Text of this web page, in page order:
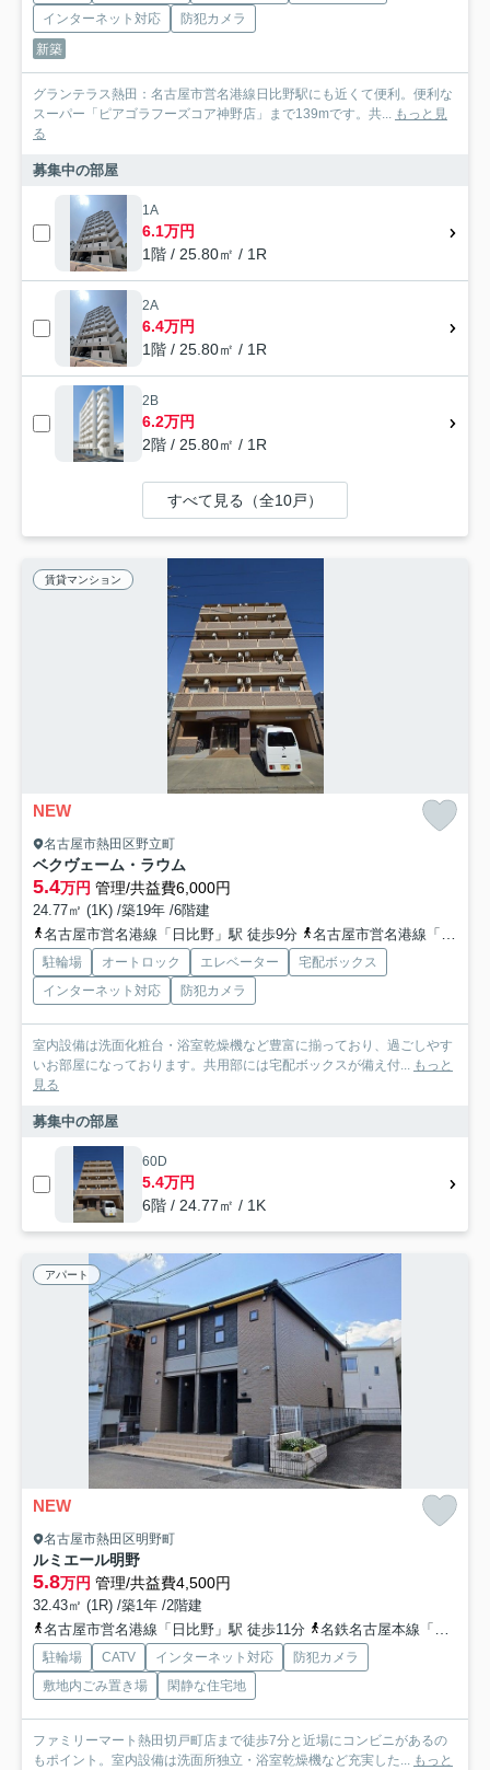
インターネット対応
防犯カメラ
新築
グランテラス熱田：名古屋市営名港線日比野駅にも近くて便利。便利な
スーパー「ピアゴラフーズコア神野店」まで139mです。共... もっと見
る
募集中の部屋
1A
6.1万円
1階 / 25.80㎡ / 1R
2A
6.4万円
1階 / 25.80㎡ / 1R
2B
6.2万円
2階 / 25.80㎡ / 1R
すべて見る（全10戸）
賃貸マンション
NEW
名古屋市熱田区野立町
ベクヴェーム・ラウム
5.4万円 管理/共益費6,000円
24.77㎡ (1K) /築19年 /6階建
名古屋市営名港線「日比野」駅 徒歩9分
名古屋市営名港線「六番町」駅 徒歩16分
駐輪場 オートロック エレベーター
宅配ボックス
インターネット対応
防犯カメラ
室内設備は洗面化粧台・浴室乾燥機など豊富に揃っており、過ごしやす
いお部屋になっております。共用部には宅配ボックスが備え付... もっと
見る
募集中の部屋
60D
5.4万円
6階 / 24.77㎡ / 1K
アパート
NEW
名古屋市熱田区明野町
ルミエール明野
5.8万円 管理/共益費4,500円
32.43㎡ (1R) /築1年 /2階建
名古屋市営名港線「日比野」駅 徒歩11分
名鉄名古屋本線「金山」駅 徒歩19分
駐輪場 CATV インターネット対応
防犯カメラ
敷地内ごみ置き場
閑静な住宅地
ファミリーマート熱田切戸町店まで徒歩7分と近場にコンビニがあるの
もポイント。室内設備は洗面所独立・浴室乾燥機など充実した... もっと